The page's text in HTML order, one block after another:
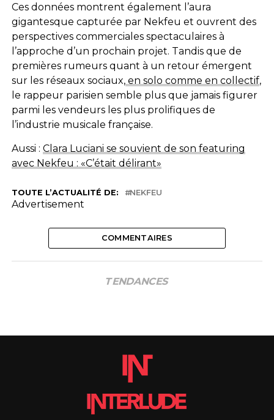
Ces données montrent également l’aura
gigantesque capturée par Nekfeu et ouvrent des
perspectives commerciales spectaculaires à
l’approche d’un prochain projet. Tandis que de
premières rumeurs quant à un retour émergent
sur les réseaux sociaux,en solo comme en collectif,
le rappeur parisien semble plus que jamais figurer
parmi les vendeurs les plus prolifiques de
l’industrie musicale française.
Aussi : Clara Luciani se souvient de son featuring
avec Nekfeu : «C’était délirant»
TOUTE L’ACTUALITÉ DE: NEKFEU
Advertisement
COMMENTAIRES
TENDANCES